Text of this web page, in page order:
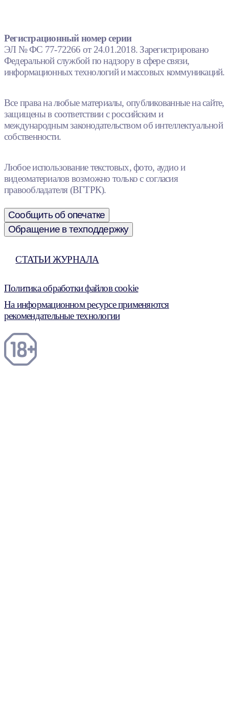
Регистрационный номер серии
ЭЛ № ФС 77-72266 от 24.01.2018. Зарегистрировано
Федеральной службой по надзору в сфере связи,
информационных технологий и массовых коммуникаций.
Все права на любые материалы, опубликованные на сайте,
защищены в соответствии с российским и
международным законодательством об интеллектуальной
собственности.
Любое использование текстовых, фото, аудио и
видеоматериалов возможно только с согласия
правообладателя (ВГТРК).
Сообщить об опечатке
Обращение в техподдержку
СТАТЬИ ЖУРНАЛА
Политика обработки файлов cookie
На информационном ресурсе применяются
рекомендательные технологии